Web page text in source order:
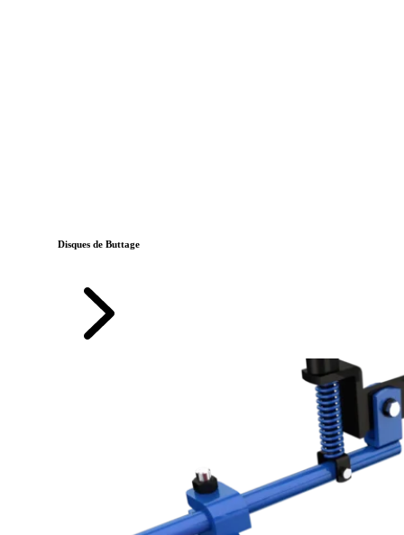
Disques de Buttage